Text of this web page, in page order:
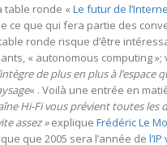
table ronde « Le futur de
que qui fera partie des
ronde risque d’être
« autonomous computing
de plus en plus à l’espace
« . Voilà une entrée en
Hi-Fi vous prévient toutes
assez »explique Frédéric Le
que 2005 sera l’année de